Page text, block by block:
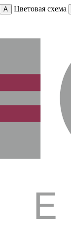
A Цветовая схема